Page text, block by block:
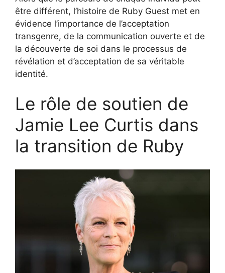
être différent, l’histoire de Ruby Guest met en
évidence l’importance de l’acceptation
transgenre, de la communication ouverte et de
la découverte de soi dans le processus de
révélation et d’acceptation de sa véritable
identité.
Le rôle de soutien de
Jamie Lee Curtis dans
la transition de Ruby